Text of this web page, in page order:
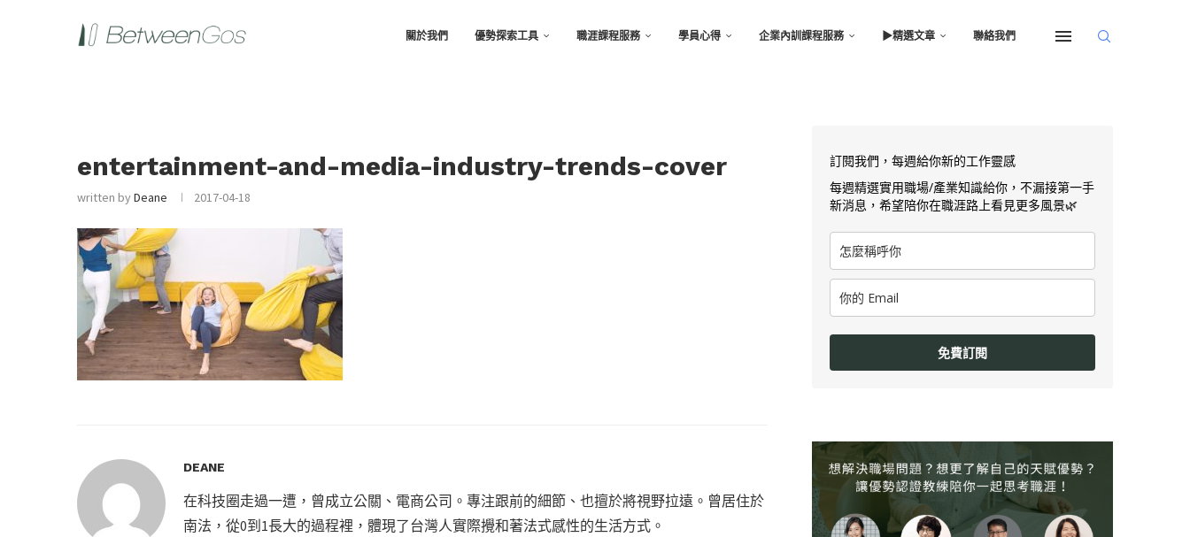
關於我們 優勢探索工具 職涯課程服務 學員心得 企業內訓課程服務 ▶︎精選文章 聯絡我們
entertainment-and-media-industry-trends-cover
written byDeane 2017-04-18
DEANE
在科技圈走過一遭，曾成立公關、電商公司。專注跟前的細節、也擅於將視野拉遠。曾居住於
南法，從0到1長大的過程裡，體現了台灣人實際攪和著法式感性的生活方式。
訂閱我們，每週給你新的工作靈感
每週精選實用職場/產業知識給你，不漏接第一手
新消息，希望陪你在職涯路上看見更多風景🌿
免費訂閱